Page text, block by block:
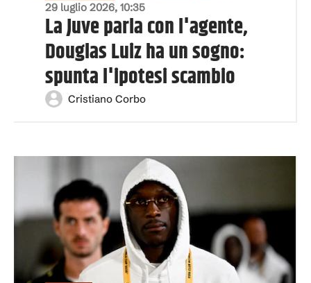
29 luglio 2026, 10:35
La Juve parla con l'agente,
Douglas Luiz ha un sogno:
spunta l'ipotesi scambio
Cristiano Corbo